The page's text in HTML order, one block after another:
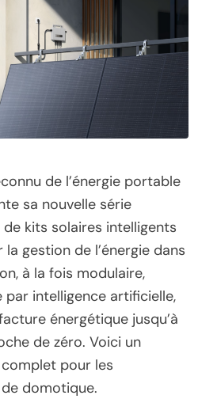
de l’énergie portable
sa nouvelle série
de kits solaires intelligents
gestion de l’énergie dans
à la fois modulaire,
intelligence artificielle,
énergétique jusqu’à
de zéro. Voici un
pour les
domotique.